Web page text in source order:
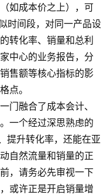
如成本价之上），可
时间段，对同一产品设
转化率、销量和总利
中心的业务报告，分
售额等核心指标的影
点。
门融合了成本会计、
一个经过深思熟虑的
提升转化率，还能在亚
自然流量和销量的正
，请务必先审视一下
或许正是开启销量增